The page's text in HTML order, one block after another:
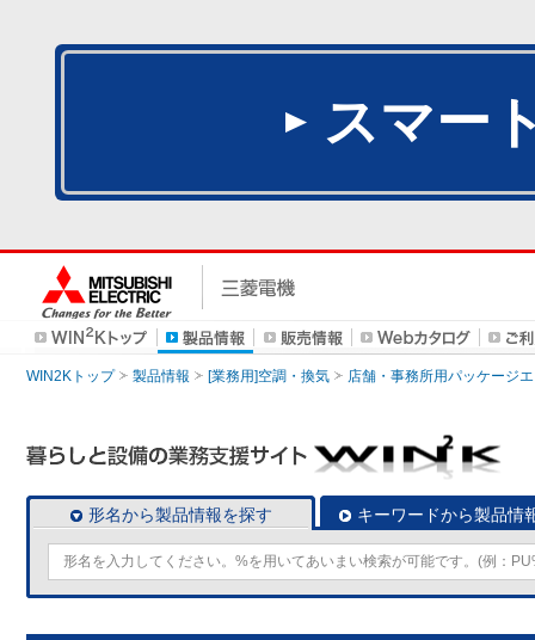
スマー
WIN2Kトップ 製品情報 [業務用]空調・換気 店舗・事務所用パッケージ
形名から製品情報を探す キーワードから製品情